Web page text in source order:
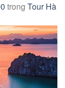
trong Tour Hà